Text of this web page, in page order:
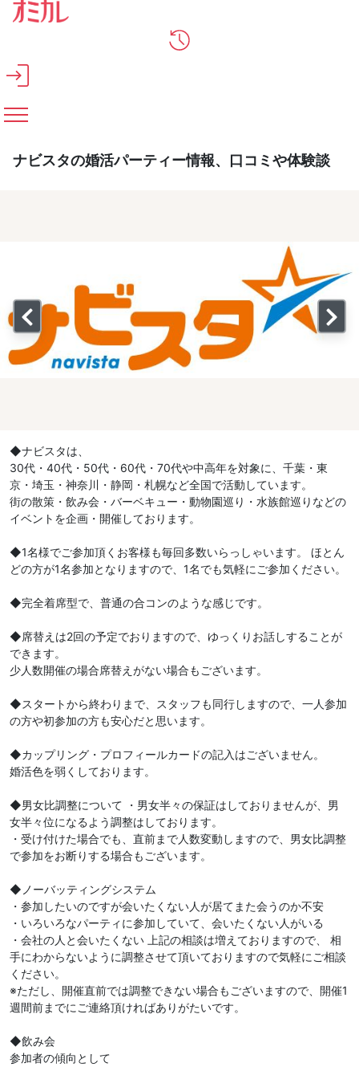
メインコンテンツへスキップ
ナビスタの婚活パーティー情報、口コミや体験談
◆ナビスタは、
30代・40代・50代・60代・70代や中高年を対象に、千葉・東
京・埼玉・神奈川・静岡・札幌など全国で活動しています。
街の散策・飲み会・バーベキュー・動物園巡り・水族館巡りなどの
イベントを企画・開催しております。
◆1名様でご参加頂くお客様も毎回多数いらっしゃいます。 ほとん
どの方が1名参加となりますので、1名でも気軽にご参加ください。
◆完全着席型で、普通の合コンのような感じです。
◆席替えは2回の予定でおりますので、ゆっくりお話しすることが
できます。
少人数開催の場合席替えがない場合もございます。
◆スタートから終わりまで、スタッフも同行しますので、一人参加
の方や初参加の方も安心だと思います。
◆カップリング・プロフィールカードの記入はございません。
婚活色を弱くしております。
◆男女比調整について ・男女半々の保証はしておりませんが、男
女半々位になるよう調整はしております。
・受け付けた場合でも、直前まで人数変動しますので、男女比調整
で参加をお断りする場合もございます。
◆ノーバッティングシステム
・参加したいのですが会いたくない人が居てまた会うのか不安
・いろいろなパーティに参加していて、会いたくない人がいる
・会社の人と会いたくない 上記の相談は増えておりますので、 相
手にわからないように調整させて頂いておりますので気軽にご相談
ください。
※ただし、開催直前では調整できない場合もございますので、開催1
週間前までにご連絡頂ければありがたいです。
◆飲み会
参加者の傾向として